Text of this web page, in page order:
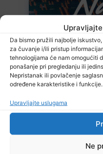
Da bismo pružili najbolje
za čuvanje i/ili pristup
tehnologijama će nam omogućiti
ponašanje pri pregledanju ili
Nepristanak ili povlačenje
određene karakteristike i funkcije.
Upravljajte uslugama
Ne
7 Augusta, 2026
Sarajevo Film Festival